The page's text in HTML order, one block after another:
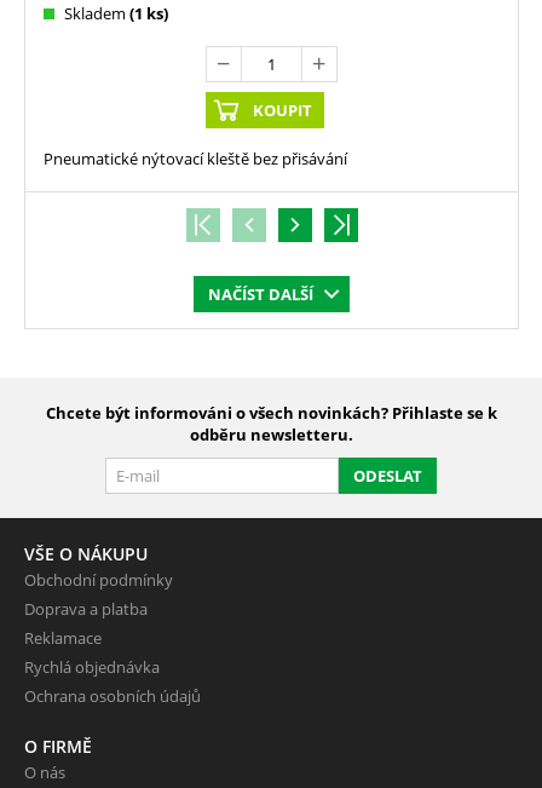
Skladem (1 ks)
KOUPIT
Pneumatické nýtovací kleště bez přisávání
NAČÍST DALŠÍ
Chcete být informováni o všech novinkách? Přihlaste se k
odběru newsletteru.
ODESLAT
VŠE O NÁKUPU
Obchodní podmínky
Doprava a platba
Reklamace
Rychlá objednávka
Ochrana osobních údajů
O FIRMĚ
O nás